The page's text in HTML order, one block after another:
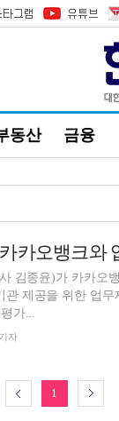
동산 금융
김종윤)가 카카오
관 제공을 위한 업
가...
자
1